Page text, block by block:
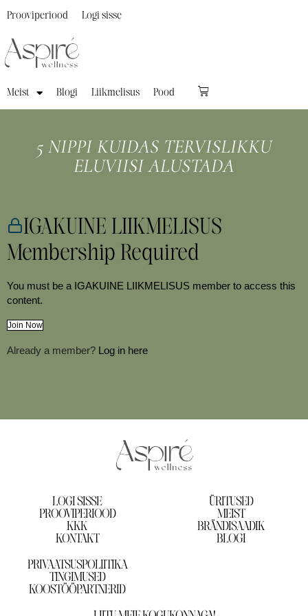
Meist Blogi Liikmelisus Pood
Prooviperiood Logi sisse
5 NIPPI KUIDAS TERVISLIKKU
ELUVIISI ALUSTADA
IGAKUINE LIIKMELISUS
Membership Required
You must be a IGAKUINE LIIKMELISUS member to access this
content.
Join Now
Already a member? Log in here
LOGI SISSE
PROOVIPERIOOD
KKK
KONTAKT
ÜRITUSED
MEIST
BRÄNDISAADIK
BLOGI
PRIVAATSUSPOLIITIKA
TINGIMUSED
KOOSTÖÖPARTNERID